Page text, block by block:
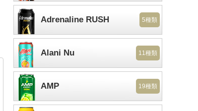
Adrenaline RUSH 5種類
Alani Nu 11種類
AMP 19種類